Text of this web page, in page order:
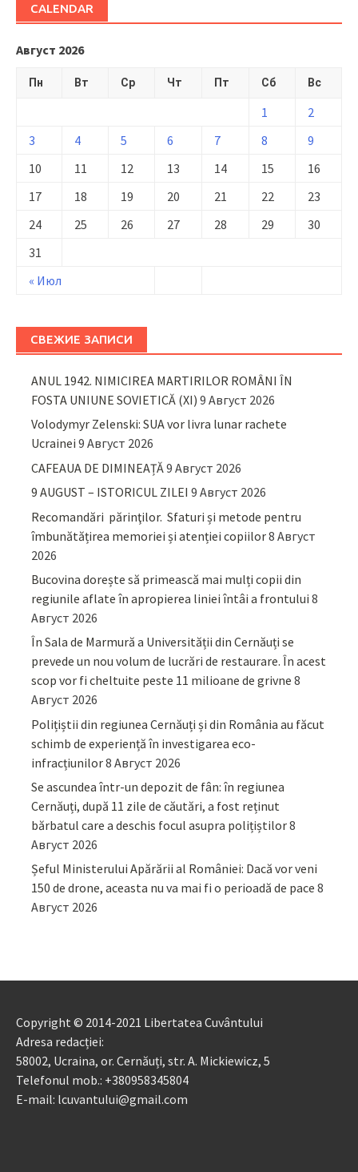
CALENDAR
Август 2026
Пн Вт Ср Чт Пт Сб Вс
« Июл
1
2
3
4 5 6 7 8
9
10
11 12 13 14 15
16
17
18 19 20 21 22
23
24
25 26 27 28 29
30
31
СВЕЖИЕ ЗАПИСИ
ANUL 1942. NIMICIREA MARTIRILOR ROMÂNI ÎN
FOSTA UNIUNE SOVIETICĂ (XI) 9 Август 2026
Volodymyr Zelenski: SUA vor livra lunar rachete
Ucrainei 9 Август 2026
CAFEAUA DE DIMINEAȚĂ9 Август 2026
9 AUGUST – ISTORICUL ZILEI 9 Август 2026
Recomandări părinţilor. Sfaturi și metode pentru
îmbunătățirea memoriei și atenției copiilor8 Август
2026
Bucovina dorește să primească mai mulți copii din
regiunile aflate în apropierea liniei întâi a frontului 8
Август 2026
În Sala de Marmură a Universității din Cernăuți se
prevede un nou volum de lucrări de restaurare. În acest
scop vor fi cheltuite peste 11 milioane de grivne 8
Август 2026
Polițiștii din regiunea Cernăuți și din România au făcut
schimb de experiență în investigarea eco-
infracțiunilor8 Август 2026
Se ascundea într-un depozit de fân: în regiunea
Cernăuți, după 11 zile de căutări, a fost reținut
bărbatul care a deschis focul asupra polițiștilor8
Август 2026
Șeful Ministerului Apărării al României: Dacă vor veni
150 de drone, aceasta nu va mai fi o perioadă de pace 8
Август 2026
Copyright © 2014-2021 Libertatea Cuvântului
Adresa redacției:
58002, Ucraina, or. Cernăuți, str. A. Mickiewicz, 5
Telefonul mob.: +380958345804
E-mail: lcuvantului@gmail.com